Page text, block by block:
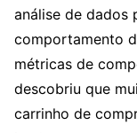
análise de dados
comportamento
métricas de
descobriu que
carrinho de